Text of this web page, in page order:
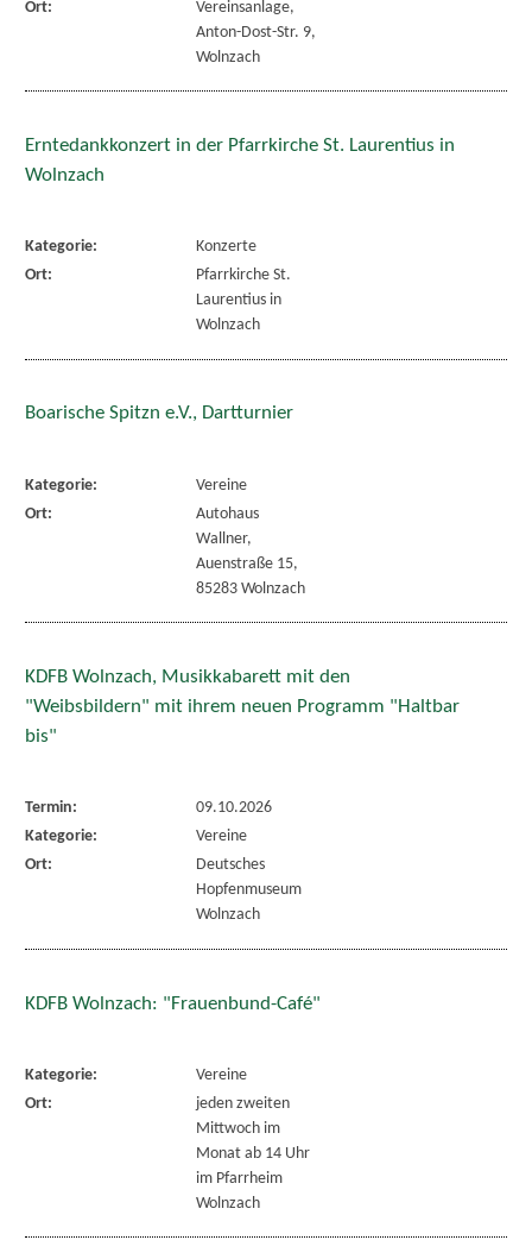
Ort:
Vereinsanlage,
Anton-Dost-Str. 9,
Wolnzach
Erntedankkonzert in der Pfarrkirche St. Laurentius in
Wolnzach
Kategorie:
Konzerte
Ort:
Pfarrkirche St.
Laurentius in
Wolnzach
Boarische Spitzn e.V., Dartturnier
Kategorie:
Vereine
Ort:
Autohaus
Wallner,
Auenstraße 15,
85283 Wolnzach
KDFB Wolnzach, Musikkabarett mit den
"Weibsbildern" mit ihrem neuen Programm "Haltbar
bis"
Termin:
09.10.2026
Kategorie:
Vereine
Ort:
Deutsches
Hopfenmuseum
Wolnzach
KDFB Wolnzach: "Frauenbund-Café"
Kategorie:
Vereine
Ort:
jeden zweiten
Mittwoch im
Monat ab 14 Uhr
im Pfarrheim
Wolnzach